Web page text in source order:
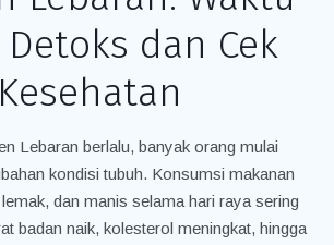
dan Cek
Kesehatan
Lebaran berlalu, banyak orang mulai
kondisi tubuh. Konsumsi makanan
dan manis selama hari raya sering
badan naik, kolesterol meningkat, hingga